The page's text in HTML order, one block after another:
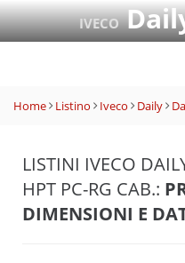
IVECO
Home Listino Iveco Daily
LISTINI IVECO
HPT PC-RG CAB.:
DIMENSIONI E